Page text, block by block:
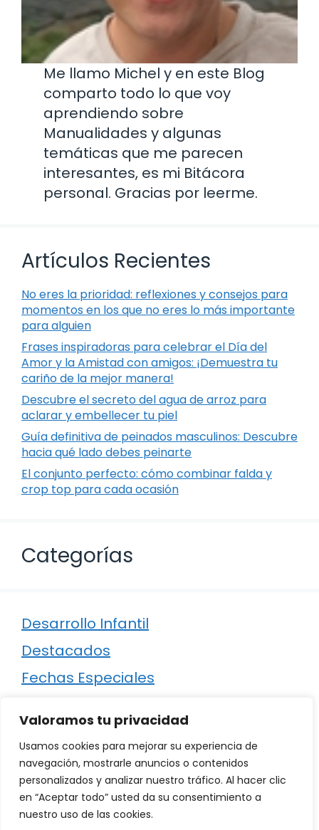
Valoramos tu privacidad
Usamos cookies para mejorar su experiencia de
navegación, mostrarle anuncios o contenidos
personalizados y analizar nuestro tráfico. Al hacer clic
en “Aceptar todo” usted da su consentimiento a
nuestro uso de las cookies.
Me llamo Michel y en este Blog
comparto todo lo que voy
aprendiendo sobre
Manualidades y algunas
temáticas que me parecen
interesantes, es mi Bitácora
personal. Gracias por leerme.
Artículos Recientes
No eres la prioridad: reflexiones y consejos para
momentos en los que no eres lo más importante
para alguien
Frases inspiradoras para celebrar el Día del
Amor y la Amistad con amigos: ¡Demuestra tu
cariño de la mejor manera!
Descubre el secreto del agua de arroz para
aclarar y embellecer tu piel
Guía definitiva de peinados masculinos: Descubre
hacia qué lado debes peinarte
El conjunto perfecto: cómo combinar falda y
crop top para cada ocasión
Categorías
Desarrollo Infantil
Destacados
Fechas Especiales
Poesía
Regalos
Relaciones
Ropa